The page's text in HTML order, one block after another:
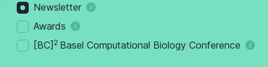
Newsletter
Awards
[BC] 2 Basel Computational Biology Conference